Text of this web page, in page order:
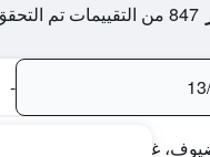
847 من التقييمات تم التحقق منها
-